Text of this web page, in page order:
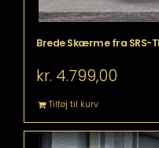
Brede Skærme fra SRS-
kr. 4.799,00
Tilføj til kurv